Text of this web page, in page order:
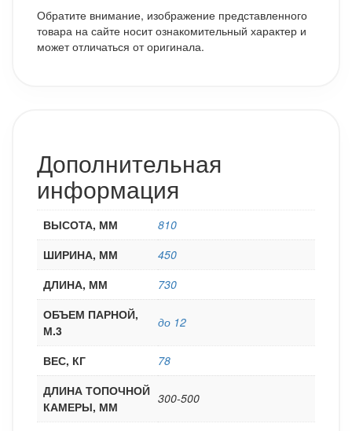
Обратите внимание, изображение представленного
товара на сайте носит ознакомительный характер и
может отличаться от оригинала.
Дополнительная
информация
ВЫСОТА, ММ
810
ШИРИНА, ММ
450
ДЛИНА, ММ
730
ОБЪЕМ ПАРНОЙ,
М.3
до 12
ВЕС, КГ
78
ДЛИНА ТОПОЧНОЙ
КАМЕРЫ, ММ
300-500